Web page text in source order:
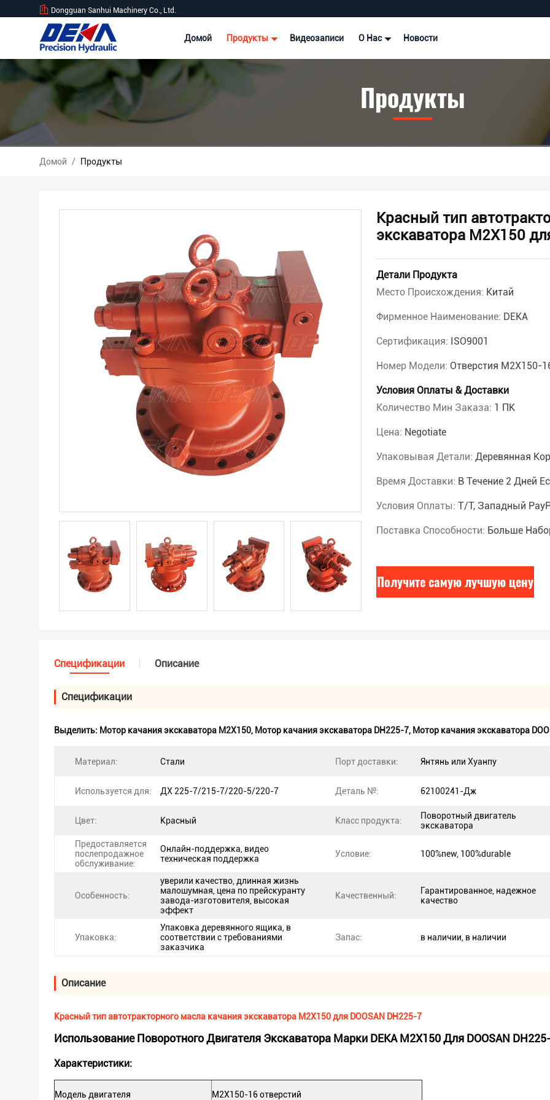
Dongguan Sanhui Machinery Co., Ltd.
Домой Продукты Видеозаписи О Нас Новости
Продукты
Домой / Продукты
Красный тип
экскаватора M2X150
Детали Продукта
Место Происхождения: Китай
Фирменное Наименование: DEKA
Сертификация: ISO9001
Номер Модели: Отверстия M2X150-
Условия Оплаты & Доставки
Количество Мин Заказа: 1 ПК
Цена: Negotiate
Упаковывая Детали: Деревянная
Время Доставки: В Течение 2 Дней
Условия Оплаты: T/T, Западный
Поставка Способности: Больше
Получите самую лучшую цену
Спецификации Описание
Спецификации
Выделить: Мотор качания экскаватора M2X150, Мотор качания экскаватора DH225-7, Мотор качания экскаватора
Материал: Стали Порт доставки: Янтянь или Хуанпу
Используется для: ДХ 225-7/215-7/220-5/220-7 Деталь №: 62100241-Дж
Цвет: Красный Класс продукта:
Поворотный двигатель
экскаватора
Предоставляется
послепродажное
обслуживание:
Онлайн-поддержка, видео
техническая поддержка
Условие: 100%new, 100%durable
Особенность:
уверили качество, длинная жизнь
малошумная, цена по прейскуранту
завода-изготовителя, высокая
эффект
Качественный:
Гарантированное, надежное
качество
Упаковка:
Упаковка деревянного ящика, в
соответствии с требованиями
заказчика
Запас: в наличии, в наличии
Описание
Красный тип автотракторного масла качания экскаватора M2X150 для DOOSAN DH225-7
Использование Поворотного Двигателя Экскаватора Марки DEKA M2X150 Для DOOSAN
Характеристики:
Модель двигателя M2X150-16 отверстий